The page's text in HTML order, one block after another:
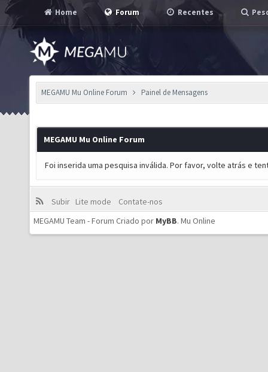
Home Forum Recentes
MEGAMU Mu Online Forum Painel de Mensagens
MEGAMU Mu Online Forum
Foi inserida uma pesquisa inválida. Por favor, volte atrás e
Subir Lite mode
Contate-nos
MEGAMU Team - Forum Criado por MyBB. Mu Online